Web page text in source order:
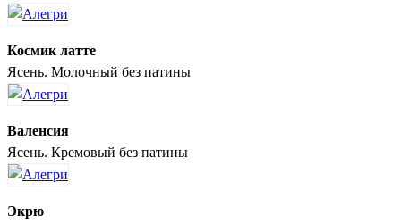
Космик латте
Ясень. Молочный без патины
Валенсия
Ясень. Кремовый без патины
Экрю